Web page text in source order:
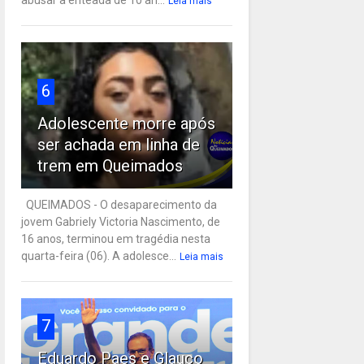
6
Adolescente morre após
ser achada em linha de
trem em Queimados
QUEIMADOS - O desaparecimento da
jovem Gabriely Victoria Nascimento, de
16 anos, terminou em tragédia nesta
quarta-feira (06). A adolesce...
Leia mais
7
Eduardo Paes e Glauco